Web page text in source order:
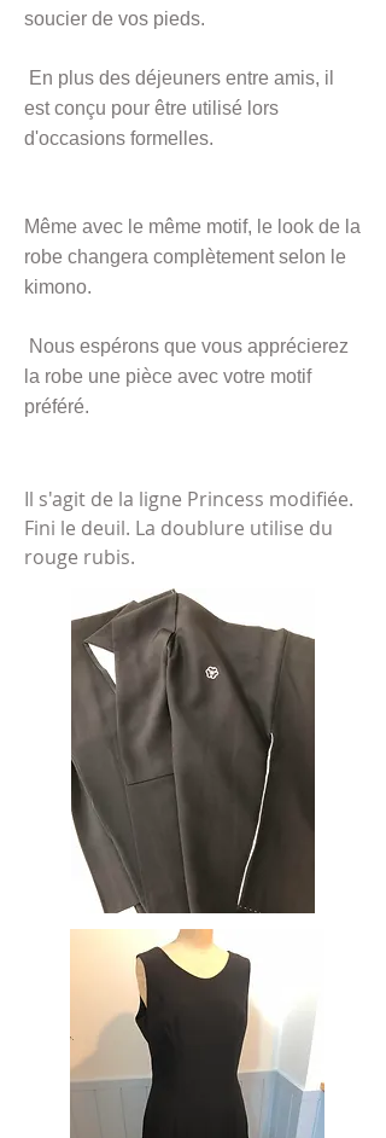
soucier de vos pieds.
En plus des déjeuners entre amis, il
est conçu pour être utilisé lors
d'occasions formelles.
Même avec le même motif, le look de la
robe changera complètement selon le
kimono.
Nous espérons que vous apprécierez
la robe une pièce avec votre motif
préféré.
​Il s'agit de la ligne Princess modifiée.
Fini le deuil. La doublure utilise du
rouge rubis.